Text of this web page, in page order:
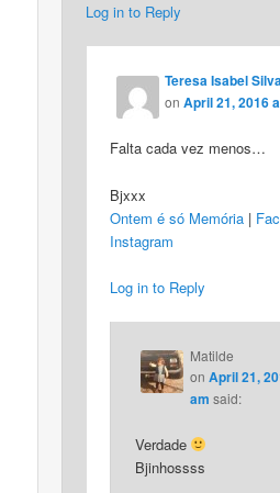
Log in to Reply
Teresa Isabel
onApril 21, 2016
Falta cada vez menos…
Bjxxx
Ontem é só Memória |
Instagram
Log in to Reply
Matilde
on April 21,
am said:
Verdade
Bjinhossss